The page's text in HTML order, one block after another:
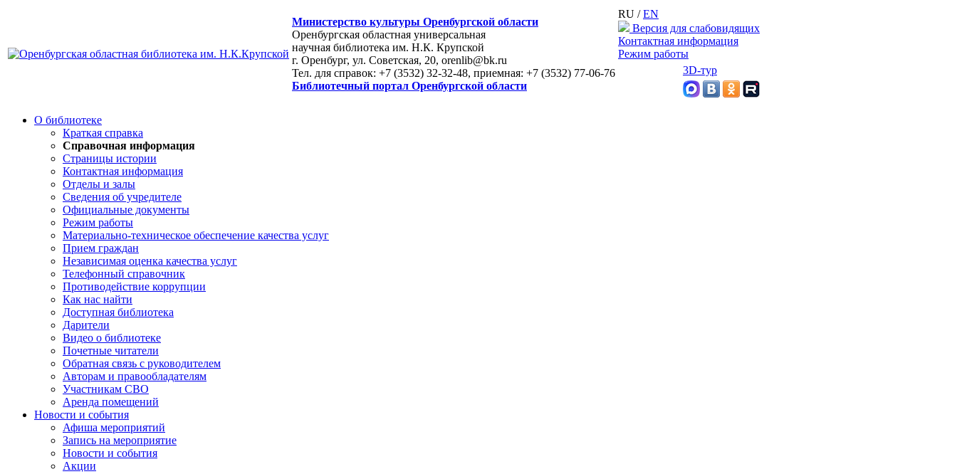
Министерство культуры Оренбургской области
Оренбургская областная универсальная
научная библиотека им. Н.К. Крупской
г. Оренбург, ул. Советская, 20, orenlib@bk.ru
Тел. для справок: +7 (3532) 32-32-48, приемная: +7 (3532) 77-06-76
Библиотечный портал Оренбургской области
RU /EN
Версия для слабовидящих
Контактная информация
Режим работы
3D-тур
О библиотеке
Краткая справка
Справочная информация
Страницы истории
Контактная информация
Отделы и залы
Сведения об учредителе
Официальные документы
Режим работы
Материально-техническое обеспечение качества услуг
Прием граждан
Независимая оценка качества услуг
Телефонный справочник
Противодействие коррупции
Как нас найти
Доступная библиотека
Дарители
Видео о библиотеке
Почетные читатели
Обратная связь с руководителем
Авторам и правообладателям
Участникам СВО
Аренда помещений
Новости и события
Афиша мероприятий
Запись на мероприятие
Новости и события
Акции